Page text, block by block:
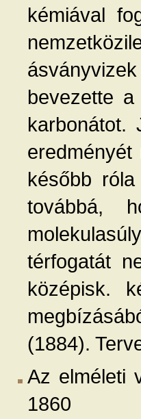
kémiával
bevezette
karbonátot.
később
továbbá,
térfogatát
középisk.
(1884).
Az elméleti
1860